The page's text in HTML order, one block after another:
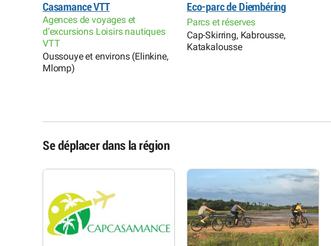
Casamance VTT
Agences de voyages et
d’excursions Loisirs nautiques
VTT
Oussouye et environs (Elinkine,
Mlomp)
Eco-parc de Diembéring
Parcs et réserves
Cap-Skirring, Kabrousse,
Katakalousse
Se déplacer dans la région